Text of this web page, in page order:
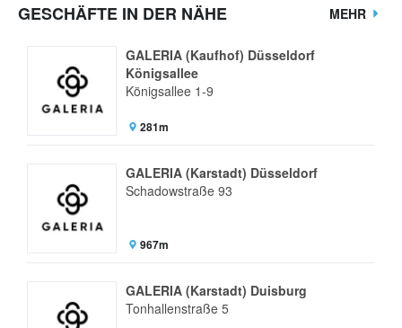
GESCHÄFTE IN DER NÄHE MEHR
GALERIA (Kaufhof) Düsseldorf
Königsallee
Königsallee 1-9
281m
GALERIA (Karstadt) Düsseldorf
Schadowstraße 93
967m
GALERIA (Karstadt) Duisburg
Tonhallenstraße 5